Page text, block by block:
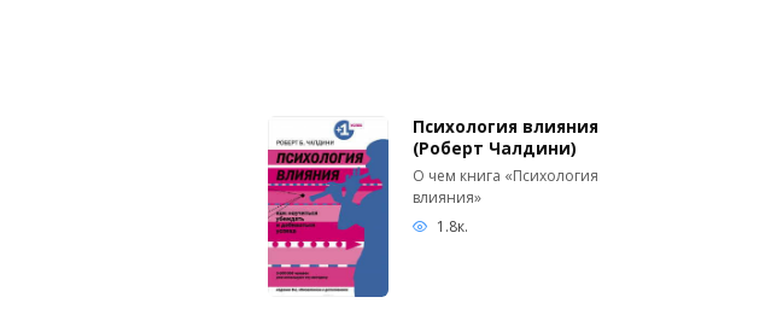
Психология влияния
(Роберт Чалдини)
О чем книга «Психология
влияния»
1.8к.